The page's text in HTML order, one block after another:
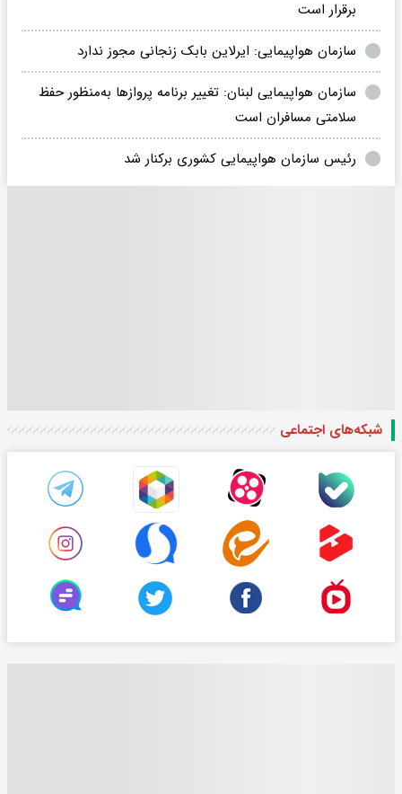
برقرار است
سازمان هواپیمایی: ایرلاین بابک زنجانی مجوز ندارد
سازمان هواپیمایی لبنان: تغییر برنامه پروازها به‌منظور حفظ
سلامتی مسافران است
رئیس سازمان هواپیمایی کشوری برکنار شد
شبکه‌های اجتماعی